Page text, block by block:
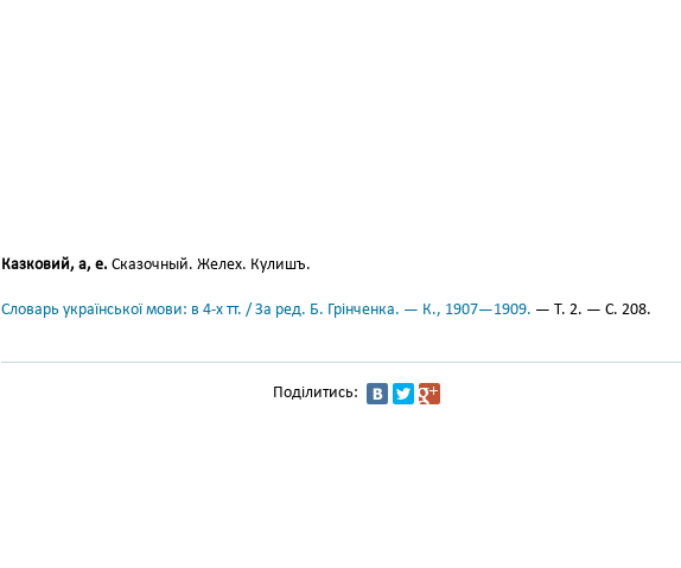
Казковий, а, е. Сказочный. Желех. Кулишъ.
Словарь української мови: в 4-х тт. / За ред. Б. Грінченка. — К., 1907—1909. — Т. 2. — С. 208.
Поділитись: